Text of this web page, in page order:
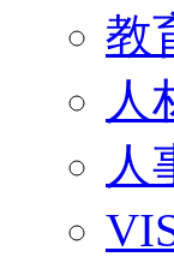
教
人
人